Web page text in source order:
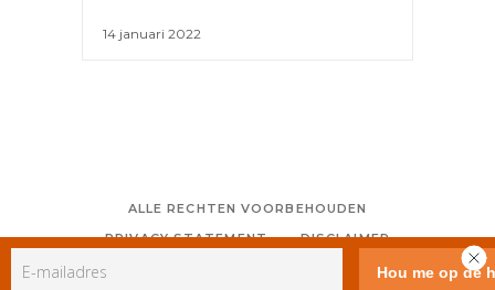
14 januari 2022
ALLE RECHTEN VOORBEHOUDEN
PRIVACY STATEMENT
DISCLAIMER